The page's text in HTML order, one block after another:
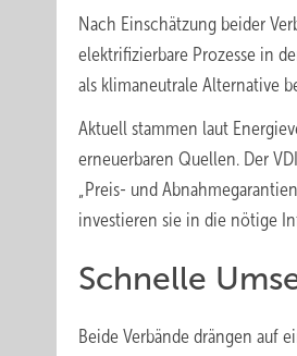
Nach Einschätzung beider
elektrifizierbare Prozesse in
als klimaneutrale Alternative
Aktuell stammen laut
erneuerbaren Quellen. Der
„Preis- und
investieren sie in die nötige
Schnelle
Beide Verbände drängen auf